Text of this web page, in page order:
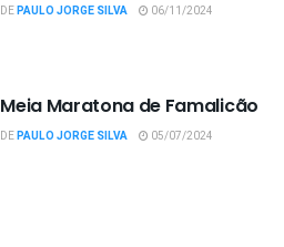
DEPAULO JORGE SILVA 06/11/2024
Meia Maratona de Famalicão
DEPAULO JORGE SILVA 05/07/2024